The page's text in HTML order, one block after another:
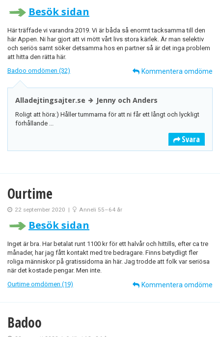
Besök sidan
Här träffade vi varandra 2019. Vi är båda så enormt tacksamma till den
här Appen. Ni har gjort att vi mött vårt livs stora kärlek. Är man selektiv
och seriös samt söker detsamma hos en partner så är det inga problem
att hitta den rätta här.
Badoo omdömen (32)
Kommentera omdöme
Alladejtingsajter.se Jenny och Anders
Roligt att höra:) Håller tummarna för att ni får ett långt och lyckligt
förhållande ...
Svara
Ourtime
22 september 2020 | Anneli 55–64 år
Besök sidan
Inget är bra. Har betalat runt 1100 kr för ett halvår och hittills, efter ca tre
månader, har jag fått kontakt med tre bedragare. Finns betydligt fler
roliga människor på gratissidorna än här. Jag trodde att folk var seriösa
när det kostade pengar. Men inte.
Ourtime omdömen (19)
Kommentera omdöme
Badoo